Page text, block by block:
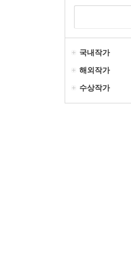
국내작가
해외작가
수상작가